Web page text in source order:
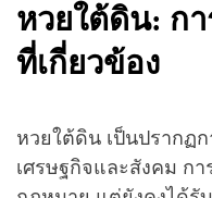
หวยใต้ดิน: ก
ที่เกี่ยวข้อง
หวยใต้ดิน เป็นปรากฏ
เศรษฐกิจและสังคม กา